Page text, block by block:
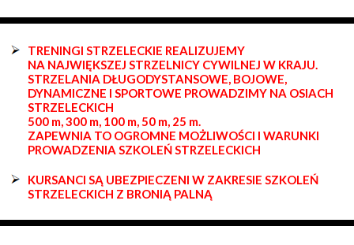
TRENINGI STRZELECKIE REALIZUJEMY
NA NAJWIĘKSZEJ STRZELNICY CYWILNEJ W KRAJU.
STRZELANIA DŁUGODYSTANSOWE, BOJOWE,
DYNAMICZNE I SPORTOWE PROWADZIMY NA OSIACH
STRZELECKICH
500 m, 300 m, 100 m, 50 m, 25 m.
ZAPEWNIA TO OGROMNE MOŻLIWOŚCI I WARUNKI
PROWADZENIA SZKOLEŃ STRZELECKICH
KURSANCI SĄ UBEZPIECZENI W ZAKRESIE SZKOLEŃ
STRZELECKICH Z BRONIĄ PALNĄ